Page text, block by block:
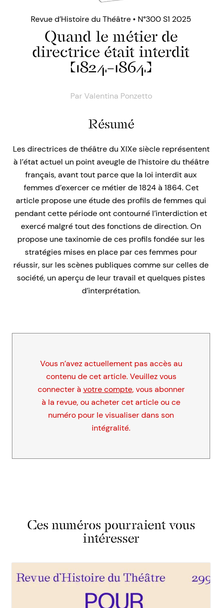
Revue d’Histoire du Théâtre • N°300 S1 2025
Quand le métier de
directrice était interdit
(1824–1864)
ParValentina Ponzetto
Résumé
Les directrices de théâtre du XIXe siècle représentent
à l’état actuel un point aveugle de l’histoire du théâtre
français, avant tout parce que la loi interdit aux
femmes d’exercer ce métier de 1824 à 1864. Cet
article propose une étude des profils de femmes qui
pendant cette période ont contourné l’interdiction et
exercé malgré tout des fonctions de direction. On
propose une taxinomie de ces profils fondée sur les
stratégies mises en place par ces femmes pour
réussir, sur les scènes publiques comme sur celles de
société, un aperçu de leur travail et quelques pistes
d’interprétation.
Vous n’avez actuellement pas accès au
contenu de cet article. Veuillez vous
connecter à votre compte, vous abonner
à la revue, ou acheter cet article ou ce
numéro pour le visualiser dans son
intégralité.
Ces numéros pourraient vous
intéresser